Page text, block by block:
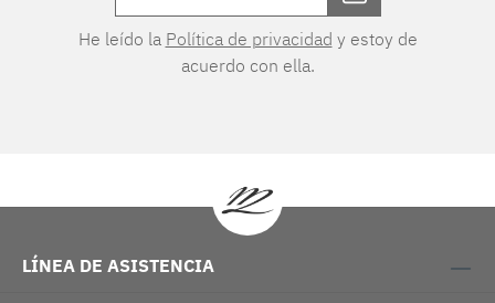
He leído la Política de privacidad y estoy de
acuerdo con ella.
LÍNEA DE ASISTENCIA